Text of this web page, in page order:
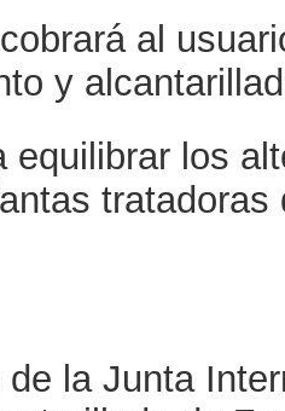
al
y
equilibrar los
tratadoras
la Junta